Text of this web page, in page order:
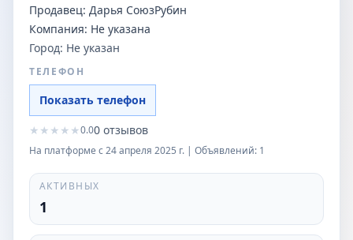
Продавец: Дарья СоюзРубин
Компания: Не указана
Город: Не указан
ТЕЛЕФОН
Показать телефон
★ ★ ★ ★ ★0.00 отзывов
На платформе с24 апреля 2025 г. | Объявлений: 1
АКТИВНЫХ
1